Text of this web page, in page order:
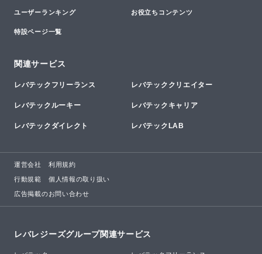
ユーザーランキング お役立ちコンテンツ
特設ページ一覧
関連サービス
レバテックフリーランス レバテッククリエイター
レバテックルーキー レバテックキャリア
レバテックダイレクト レバテックLAB
運営会社 利用規約
行動規範 個人情報の取り扱い
広告掲載のお問い合わせ
レバレジーズグループ関連サービス